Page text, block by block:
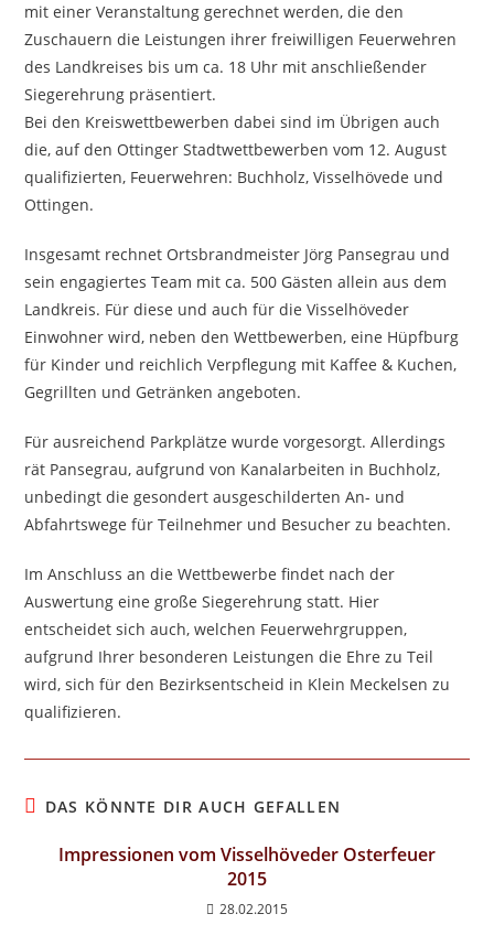
mit einer Veranstaltung gerechnet werden, die den
Zuschauern die Leistungen ihrer freiwilligen Feuerwehren
des Landkreises bis um ca. 18 Uhr mit anschließender
Siegerehrung präsentiert.
Bei den Kreiswettbewerben dabei sind im Übrigen auch
die, auf den Ottinger Stadtwettbewerben vom 12. August
qualifizierten, Feuerwehren: Buchholz, Visselhövede und
Ottingen.
Insgesamt rechnet Ortsbrandmeister Jörg Pansegrau und
sein engagiertes Team mit ca. 500 Gästen allein aus dem
Landkreis. Für diese und auch für die Visselhöveder
Einwohner wird, neben den Wettbewerben, eine Hüpfburg
für Kinder und reichlich Verpflegung mit Kaffee & Kuchen,
Gegrillten und Getränken angeboten.
Für ausreichend Parkplätze wurde vorgesorgt. Allerdings
rät Pansegrau, aufgrund von Kanalarbeiten in Buchholz,
unbedingt die gesondert ausgeschilderten An- und
Abfahrtswege für Teilnehmer und Besucher zu beachten.
Im Anschluss an die Wettbewerbe findet nach der
Auswertung eine große Siegerehrung statt. Hier
entscheidet sich auch, welchen Feuerwehrgruppen,
aufgrund Ihrer besonderen Leistungen die Ehre zu Teil
wird, sich für den Bezirksentscheid in Klein Meckelsen zu
qualifizieren.
DAS KÖNNTE DIR AUCH GEFALLEN
Impressionen vom Visselhöveder Osterfeuer
2015
28.02.2015